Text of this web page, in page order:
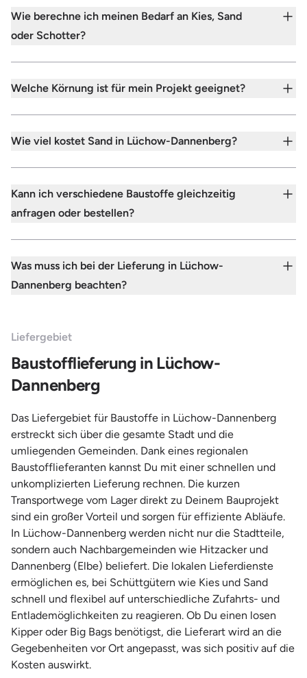
Wie berechne ich meinen Bedarf an Kies, Sand
oder Schotter?
Welche Körnung ist für mein Projekt geeignet?
Wie viel kostet Sand in Lüchow-Dannenberg?
Kann ich verschiedene Baustoffe gleichzeitig
anfragen oder bestellen?
Was muss ich bei der Lieferung in Lüchow-
Dannenberg beachten?
Liefergebiet
Baustofflieferung in Lüchow-
Dannenberg
Das Liefergebiet für Baustoffe in Lüchow-Dannenberg
erstreckt sich über die gesamte Stadt und die
umliegenden Gemeinden. Dank eines regionalen
Baustofflieferanten kannst Du mit einer schnellen und
unkomplizierten Lieferung rechnen. Die kurzen
Transportwege vom Lager direkt zu Deinem Bauprojekt
sind ein großer Vorteil und sorgen für effiziente Abläufe.
In Lüchow-Dannenberg werden nicht nur die Stadtteile,
sondern auch Nachbargemeinden wie Hitzacker und
Dannenberg (Elbe) beliefert. Die lokalen Lieferdienste
ermöglichen es, bei Schüttgütern wie Kies und Sand
schnell und flexibel auf unterschiedliche Zufahrts- und
Entlademöglichkeiten zu reagieren. Ob Du einen losen
Kipper oder Big Bags benötigst, die Lieferart wird an die
Gegebenheiten vor Ort angepasst, was sich positiv auf die
Kosten auswirkt.